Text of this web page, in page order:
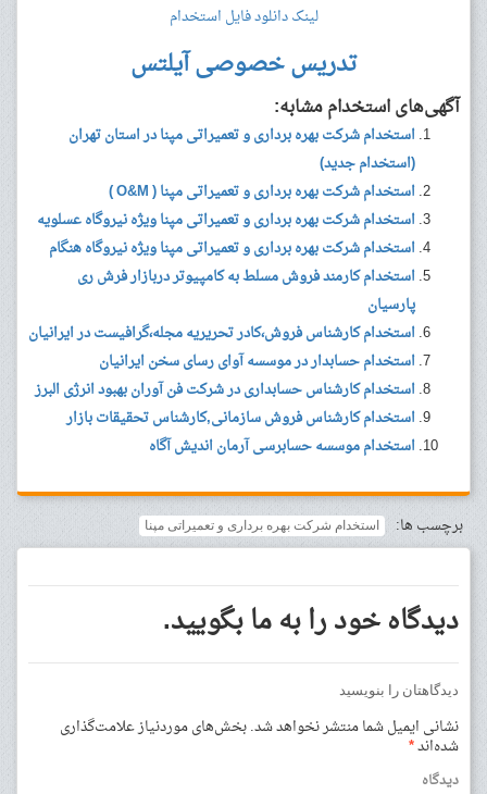
لینک دانلود فایل استخدام
تدریس خصوصی آیلتس
آگهی‌های استخدام مشابه:
استخدام شرکت بهره برداری و تعمیراتی مپنا در استان تهران
(استخدام جدید)
استخدام شرکت بهره برداری و تعمیراتی مپنا ( O&M )
استخدام شرکت بهره برداری و تعمیراتی مپنا ویژه نیروگاه عسلویه
استخدام شرکت بهره برداری و تعمیراتی مپنا ویژه نیروگاه هنگام
استخدام کارمند فروش مسلط به کامپیوتر دربازار فرش ری
پارسیان
استخدام کارشناس فروش،کادر تحریریه مجله،گرافیست در ایرانیان
استخدام حسابدار در موسسه آوای رسای سخن ایرانیان
استخدام کارشناس حسابداری در شرکت فن آوران بهبود انرژی البرز
استخدام کارشناس فروش سازمانی,کارشناس تحقیقات بازار
استخدام موسسه حسابرسی آرمان اندیش آگاه
برچسب ها: استخدام شرکت بهره برداری و تعمیراتی مپنا
دیدگاه خود را به ما بگویید.
دیدگاهتان را بنویسید
نشانی ایمیل شما منتشر نخواهد شد.بخش‌های موردنیاز علامت‌گذاری
شده‌اند*
دیدگاه